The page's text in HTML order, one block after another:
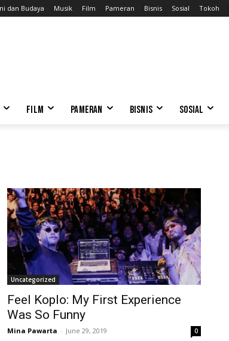
dan Budaya Musik Film Pameran Bisnis Sosial Tokoh
FILM PAMERAN BISNIS SOSIAL
Uncategorized
Feel Koplo: My First Experience
Was So Funny
Mina Pawarta - June 29, 2019 0